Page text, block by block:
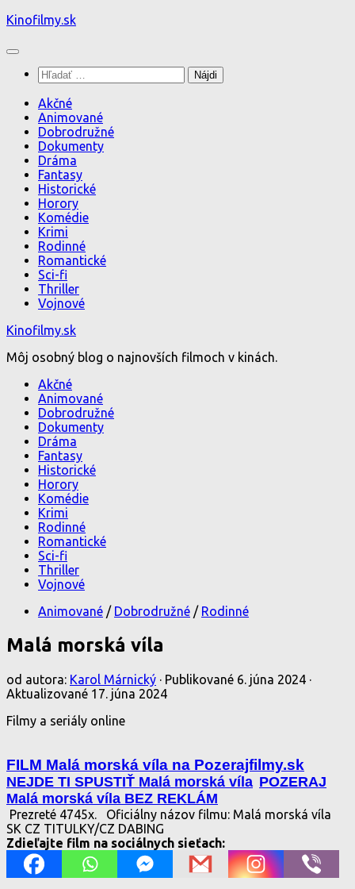
Preskočiť
obsah
Kinofilmy.sk
Hľadať:
Akčné
Animované
Dobrodružné
Dokumenty
Dráma
Fantasy
Historické
Horory
Komédie
Krimi
Rodinné
Romantické
Sci-fi
Thriller
Vojnové
Kinofilmy.sk
Môj osobný blog o najnovších filmoch v kinách.
Akčné
Animované
Dobrodružné
Dokumenty
Dráma
Fantasy
Historické
Horory
Komédie
Krimi
Rodinné
Romantické
Sci-fi
Thriller
Vojnové
Animované / Dobrodružné / Rodinné
Malá morská víla
od autora: Karol Márnický · Publikované 6. júna 2024 ·
Aktualizované 17. júna 2024
Filmy a seriály online
FILM Malá morská víla na Pozerajfilmy.sk
NEJDE TI SPUSTIŤ Malá morská víla POZERAJ
Malá morská víla BEZ REKLÁM
Prezreté 4745x.
Oficiálny názov filmu: Malá morská víla
SK CZ TITULKY/CZ DABING
Zdieľajte film na sociálnych sieťach: